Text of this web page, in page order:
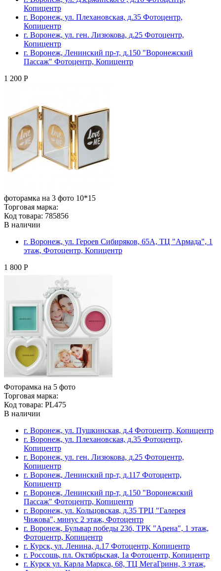
Копицентр
г. Воронеж, ул. Плехановская, д.35 Фотоцентр,
Копицентр
г. Воронеж, ул. ген. Лизюкова, д.25 Фотоцентр,
Копицентр
г. Воронеж, Ленинский пр-т, д.150 "Воронежский
Пассаж" Фотоцентр, Копицентр
1 200 Р
фоторамка на 3 фото 10*15
Торговая марка:
Код товара: 785856
В наличии
г. Воронеж, ул. Героев Сибиряков, 65А, ТЦ "Армада", 1
этаж, Фотоцентр, Копицентр
1 800 Р
Фоторамка на 5 фото
Торговая марка:
Код товара: PL475
В наличии
г. Воронеж, ул. Пушкинская, д.4 Фотоцентр, Копицентр
г. Воронеж, ул. Плехановская, д.35 Фотоцентр,
Копицентр
г. Воронеж, ул. ген. Лизюкова, д.25 Фотоцентр,
Копицентр
г. Воронеж, Ленинский пр-т, д.117 Фотоцентр,
Копицентр
г. Воронеж, Ленинский пр-т, д.150 "Воронежский
Пассаж" Фотоцентр, Копицентр
г. Воронеж, ул. Кольцовская, д.35 ТРЦ "Галерея
Чижова", минус 2 этаж, Фотоцентр
г. Воронеж, Бульвар победы 23б, ТРК "Арена", 1 этаж,
Фотоцентр, Копицентр
г. Курск, ул. Ленина, д.17 Фотоцентр, Копицентр
г. Россошь, пл. Октябрьская, 1а Фотоцентр, Копицентр
г. Курск ул. Карла Маркса, 68, ТЦ МегаГринн, 3 этаж,